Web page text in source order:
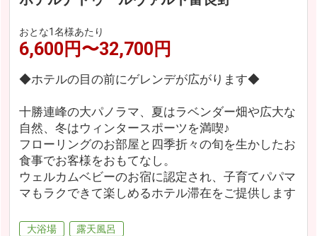
おとな1名様あたり
6,600円〜32,700円
◆ホテルの目の前にゲレンデが広がります◆
十勝連峰の大パノラマ、夏はラベンダー畑や広大な
自然、冬はウィンタースポーツを満喫♪
フローリングのお部屋と四季折々の旬を生かしたお
食事でお客様をおもてなし。
ウェルカムベビーのお宿に認定され、子育てパパマ
マもラクできて楽しめるホテル滞在をご提供します
大浴場 露天風呂